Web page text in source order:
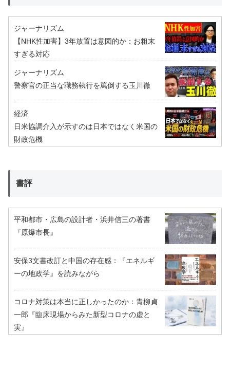
ジャーナリズム
【NHK性加害】3年放置は意図的か：お粗末
すぎる対応
ジャーナリズム
警察官の正当な職務執行を罵倒する玉川徹
経済
日米協調介入が示すのは日本ではなく米国の
財政危機
書評
平和都市・広島の設計者・浜井信三の著書
『原爆市長』
安保3文書改訂と中国の存在感：『エネルギ
ーの地政学』を読みながら
コロナ対策は本当に正しかったのか：青柳貞
一郎『臨床現場からみた新型コロナの虚と
実』